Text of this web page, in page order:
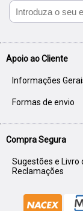
Apoio ao Cliente
Informações
Formas de envio
Compra Segura
Sugestões e Livro
Reclamações